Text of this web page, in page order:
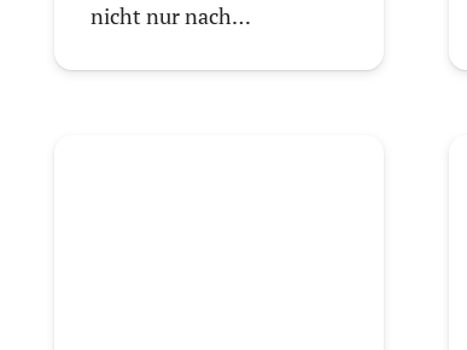
nicht nur nach…